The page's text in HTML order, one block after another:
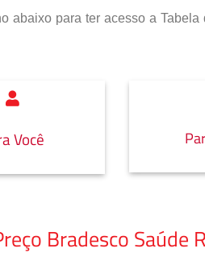
abaixo para ter acesso a
Você
Bradesco Saúde